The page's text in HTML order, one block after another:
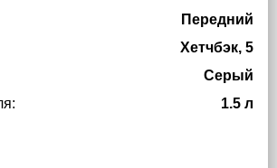
Передний
Хетчбэк, 5
Серый
1.5 л